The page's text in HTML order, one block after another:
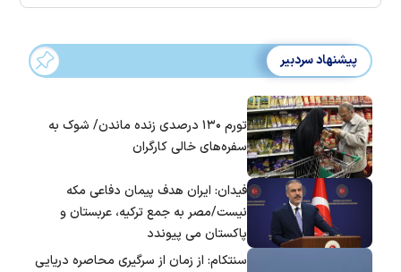
پیشنهاد سردبیر
تورم ۱۳۰ درصدی زنده ماندن/ شوک به
سفره‌های خالی کارگران
فیدان: ایران هدف پیمان دفاعی مکه
نیست/مصر به جمع ترکیه، عربستان و
پاکستان می پیوندد
سنتکام: از زمان از سرگیری محاصره دریایی